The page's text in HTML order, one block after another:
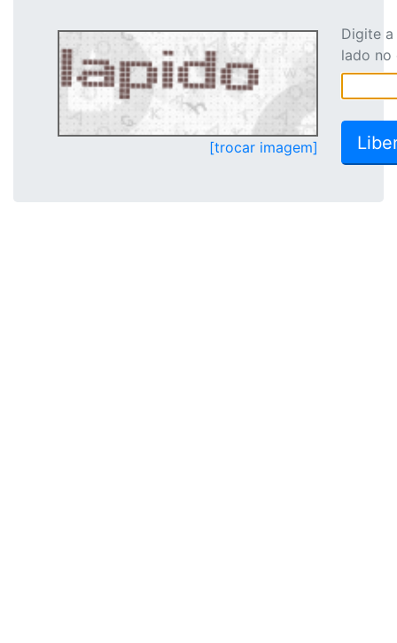
[trocar imagem]
Digite
lado no